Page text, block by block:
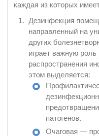
каждая из которых
Дезинфекция
направленный на
других
играет важную
распространения
этом выделяется:
патогенов.
Очаговая —